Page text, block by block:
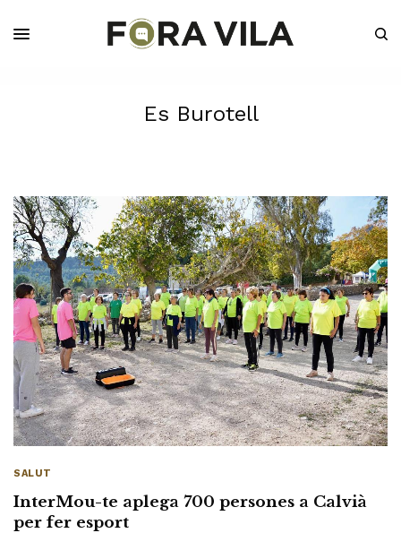
Es Burotell
SALUT
InterMou-te aplega 700 persones a Calvià
per fer esport